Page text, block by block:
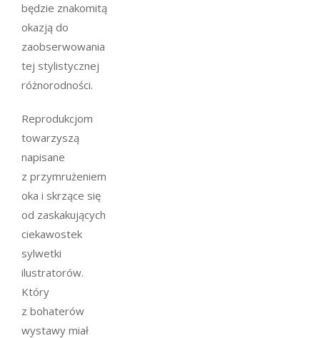
będzie znakomitą
okazją do
zaobserwowania
tej stylistycznej
różnorodności.
Reprodukcjom
towarzyszą
napisane
z przymrużeniem
oka i skrzące się
od zaskakujących
ciekawostek
sylwetki
ilustratorów.
Który
z bohaterów
wystawy miał